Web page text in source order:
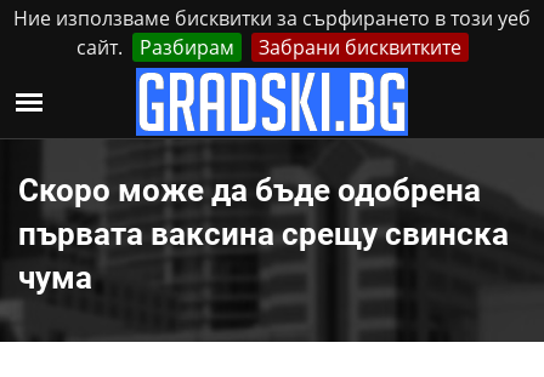
Ние използваме бисквитки за сърфирането в този уеб
сайт.
Разбирам Забрани бисквитките
Четвъртък, 6 Август, 2026 Реклама Контакти
Скоро може да бъде одобрена
първата ваксина срещу свинска
чума